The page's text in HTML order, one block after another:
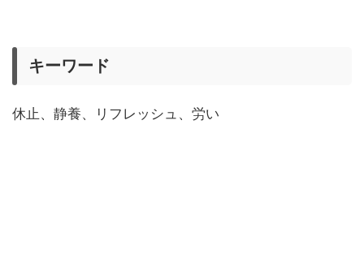
キーワード
休止、静養、リフレッシュ、労い